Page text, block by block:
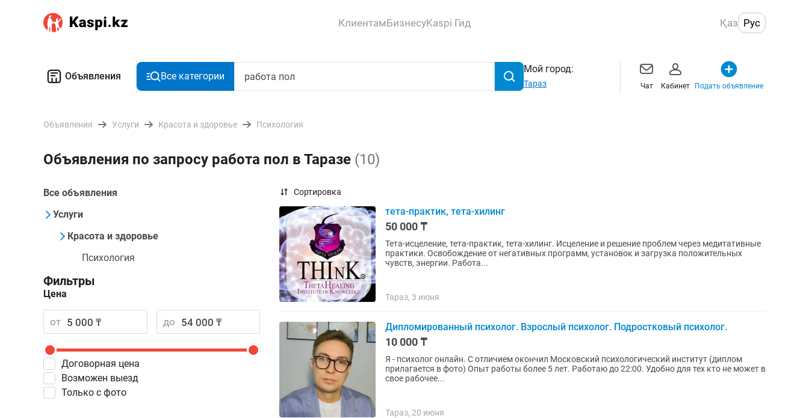
КлиентамБизнесуKaspi Гид Қаз Рус
Объявления Все категории
Мой город:
Тараз Чат Кабинет Подать объявление
Объявления Услуги Красота и здоровье Психология
Объявления по запросу работа пол в Таразе (10)
Все объявления
Услуги
Красота и здоровье
Психология
Фильтры
Цена
от до
Договорная цена
Возможен выезд
Только с фото
Сортировка
тета-практик, тета-хилинг
50 000 ₸
Тета-исцеление, тета-практик, тета-хилинг. Исцеление и решение проблем через медитативные
практики. Освобождение от негативных программ, установок и загрузка положительных
чувств, энергии. Работа...
Тараз, 3 июня
Дипломированный психолог. Взрослый психолог. Подростковый психолог.
10 000 ₸
Я - психолог онлайн. С отличием окончил Московский психологический институт (диплом
прилагается в фото) Опыт работы более 5 лет. Работаю до 22:00. Удобно для тех кто не может в
свое рабочее...
Тараз, 20 июня